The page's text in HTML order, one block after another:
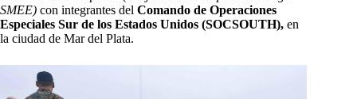
SMEE) con integrantes del Comando de Operaciones
Especiales Sur de los Estados Unidos (SOCSOUTH), en
la ciudad de Mar del Plata.